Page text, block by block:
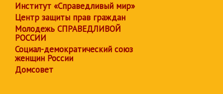
Институт «Справедливый мир»
Центр защиты прав граждан
Молодежь СПРАВЕДЛИВОЙ
РОССИИ
Социал-демократический союз
женщин России
Домсовет